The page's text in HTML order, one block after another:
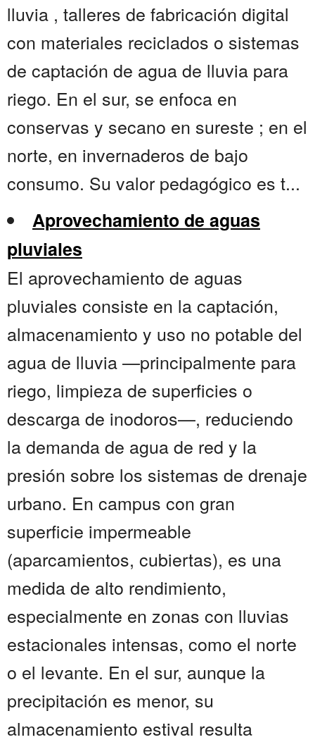
lluvia , talleres de fabricación digital
con materiales reciclados o sistemas
de captación de agua de lluvia para
riego. En el sur, se enfoca en
conservas y secano en sureste ; en el
norte, en invernaderos de bajo
consumo. Su valor pedagógico es t...
Aprovechamiento de aguas
pluviales
El aprovechamiento de aguas
pluviales consiste en la captación,
almacenamiento y uso no potable del
agua de lluvia —principalmente para
riego, limpieza de superficies o
descarga de inodoros—, reduciendo
la demanda de agua de red y la
presión sobre los sistemas de drenaje
urbano. En campus con gran
superficie impermeable
(aparcamientos, cubiertas), es una
medida de alto rendimiento,
especialmente en zonas con lluvias
estacionales intensas, como el norte
o el levante. En el sur, aunque la
precipitación es menor, su
almacenamiento estival resulta